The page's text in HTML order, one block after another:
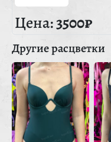
Цена:3500₽
Другие расцветки